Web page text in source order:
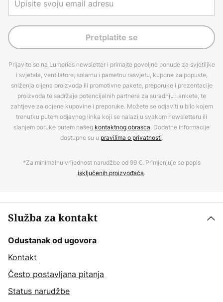
Pretplatite se
Prijavite se na Lumories newsletter i primajte povoljne ponude za svjetiljke
i svjetala, ventilatore, solarnu i pametnu rasvjetu, kupone za popuste,
sniženja cijena proizvoda ili promotivne pakete, preporuke i prezentacije
proizvoda te sadržaje potencijalnih partnera za suradnju i ankete, te
zahtjeve za ocjene kupovine i preporuke. Možete se odjaviti u bilo kojem
trenutku putem odjavnog linka koji se nalazi u svakom newsletteru ili
slanjem poruke putem našeg kontaktnog obrasca. Dodatne informacije
dostupne su u pravilima o privatnosti.
*Za minimalnu vrijednost narudžbe od 99 €. Primjenjuje se popis
isključenih proizvođača.
Služba za kontakt
Odustanak od ugovora
Kontakt
Često postavljana pitanja
Status narudžbe